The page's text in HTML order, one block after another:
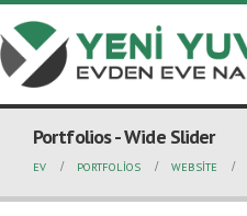
Portfolios - Wide Slider
EV PORTFOLIOS WEBSITE